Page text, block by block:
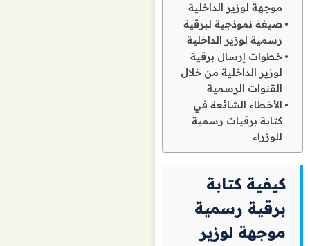
موجهة لوزير الداخلية
صيغة نموذجية لبرقية
رسمية لوزير الداخلية
خطوات إرسال برقية
لوزير الداخلية من خلال
القنوات الرسمية
الأخطاء الشائعة في
كتابة برقيات رسمية
للوزراء
كيفية كتابة
برقية رسمية
موجهة لوزير